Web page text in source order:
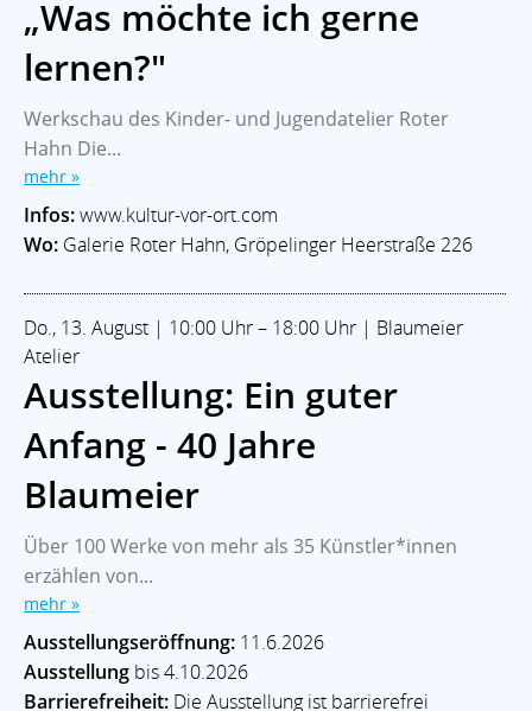
„Was möchte ich gerne
lernen?"
Werkschau des Kinder- und Jugendatelier Roter
Hahn Die...
mehr »
Infos:www.kultur-vor-ort.com
Wo: Galerie Roter Hahn, Gröpelinger Heerstraße 226
Do., 13. August | 10:00 Uhr – 18:00 Uhr | Blaumeier
Atelier
Ausstellung: Ein guter
Anfang - 40 Jahre
Blaumeier
Über 100 Werke von mehr als 35 Künstler*innen
erzählen von...
mehr »
Ausstellungseröffnung: 11.6.2026
Ausstellung bis 4.10.2026
Barrierefreiheit: Die Ausstellung ist barrierefrei
Home Branchen Kommunalpolitik
Impressum
Datenschutz
Veranstaltungen
Ortsamt West
Im Notfall
ECHT WALLE Magazin
LEBEN & SOZIALES
Bildung
Kitas Leben im Alter Soziale Hilfen
Glaube
Sport & Freizeit
KULTUR
Theater & Bühne
Kunst & Galerien Musik
Museum
Soziokulturell
Walle-Aktuell - Ein Projekt der:
Blaukontor für Gestaltung GmbH
Besuchen Sie auch das
Stadtteilmagazin »ECHT WALLE«
2026 |www.walle-aktuell.de